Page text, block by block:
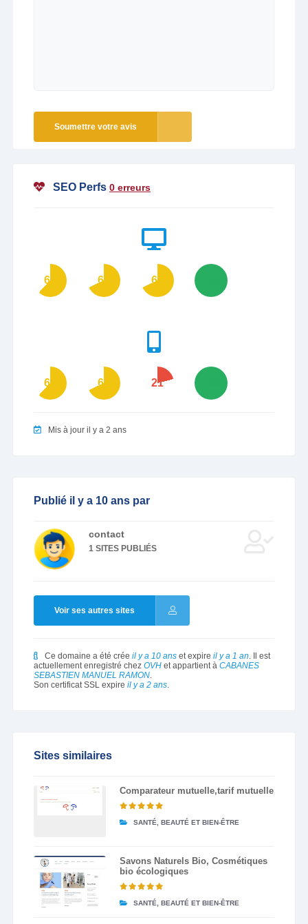
Soumettre votre avis
SEO Perfs 0 erreurs
62 68 68
62 68 21
Mis à jour il y a 2 ans
Publié il y a 10 ans par
contact
1 SITES PUBLIÉS
Voir ses autres sites
Ce domaine a été crée il y a 10 anset expire il y a 1 an. Il est
actuellement enregistré chez OVHet appartient à CABANES
SEBASTIEN MANUEL RAMON.
Son certificat SSL expire il y a 2 ans.
Sites similaires
Comparateur mutuelle,tarif mutuelle
SANTÉ, BEAUTÉ ET BIEN-ÊTRE
Savons Naturels Bio, Cosmétiques
bio écologiques
SANTÉ, BEAUTÉ ET BIEN-ÊTRE